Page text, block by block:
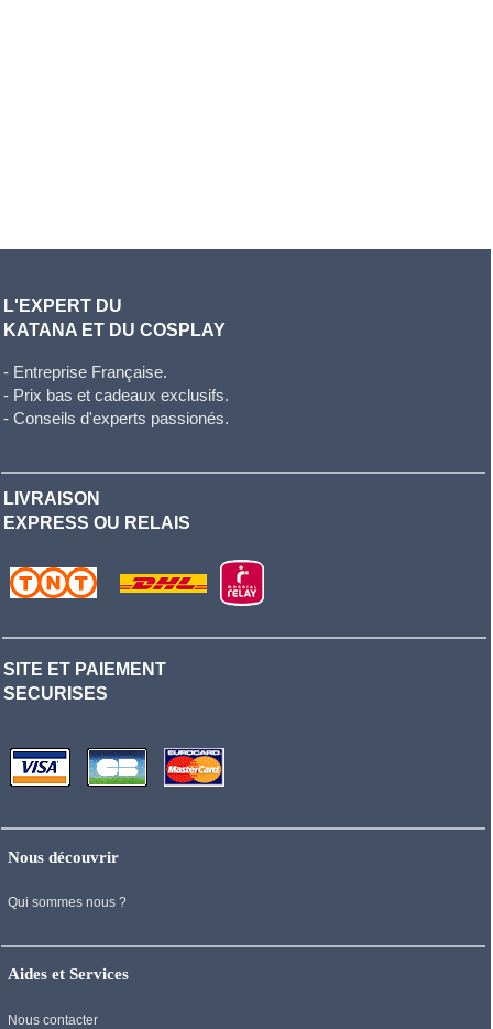
L'EXPERT DU
KATANA ET DU COSPLAY
- Entreprise Française.
- Prix bas et cadeaux exclusifs.
- Conseils d'experts passionés.
LIVRAISON
EXPRESS OU RELAIS
SITE ET PAIEMENT
SECURISES
Nous découvrir
Qui sommes nous ?
Aides et Services
Nous contacter